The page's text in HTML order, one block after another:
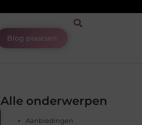
Blog plaatsen
Alle onderwerpen
Aanbiedingen